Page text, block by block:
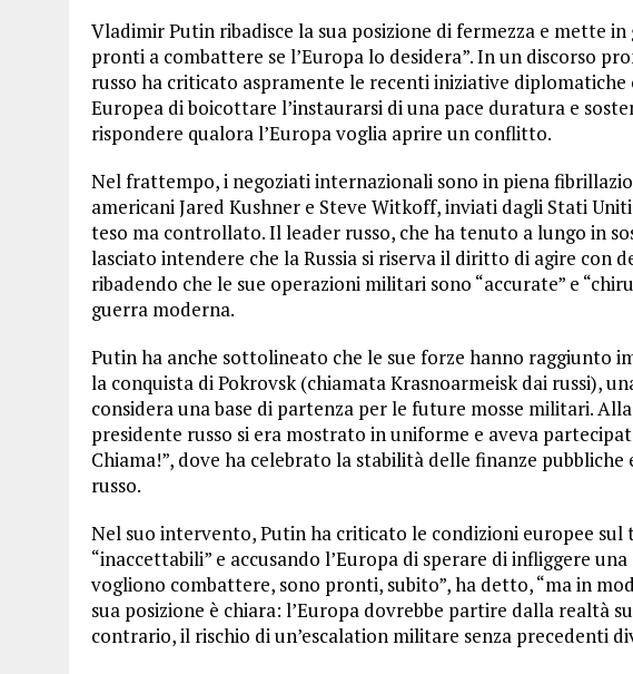
Vladimir Putin ribadisce la sua posizione di fermezza e mette
pronti a combattere se l’Europa lo desidera”. In un discorso
russo ha criticato aspramente le recenti iniziative diplomatiche
Europea di boicottare l’instaurarsi di una pace duratura e
rispondere qualora l’Europa voglia aprire un conflitto.
Nel frattempo, i negoziati internazionali sono in piena
americani Jared Kushner e Steve Witkoff, inviati dagli Stati
teso ma controllato. Il leader russo, che ha tenuto a lungo in
lasciato intendere che la Russia si riserva il diritto di agire con
ribadendo che le sue operazioni militari sono “accurate” e
guerra moderna.
Putin ha anche sottolineato che le sue forze hanno raggiunto
la conquista di Pokrovsk (chiamata Krasnoarmeisk dai russi),
considera una base di partenza per le future mosse militari.
presidente russo si era mostrato in uniforme e aveva
Chiama!”, dove ha celebrato la stabilità delle finanze
russo.
Nel suo intervento, Putin ha criticato le condizioni europee sul
“inaccettabili” e accusando l’Europa di sperare di infliggere
vogliono combattere, sono pronti, subito”, ha detto, “ma in
sua posizione è chiara: l’Europa dovrebbe partire dalla realtà
contrario, il rischio di un’escalation militare senza precedenti